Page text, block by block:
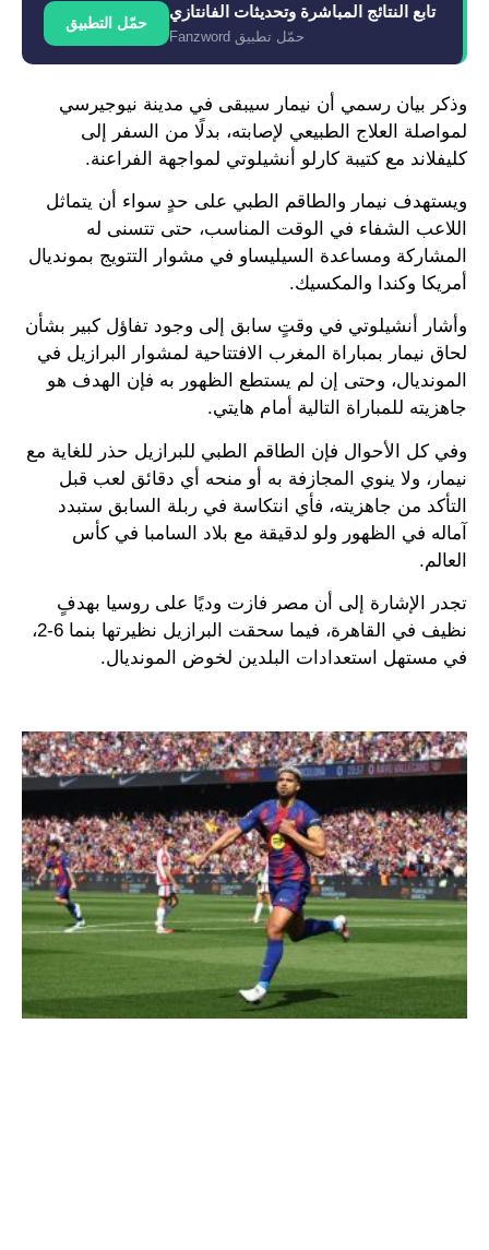
تابع النتائج المباشرة وتحديثات الفانتازي
حمّل تطبيق Fanzword
حمّل التطبيق
وذكر بيان رسمي أن نيمار سيبقى في مدينة نيوجيرسي
لمواصلة العلاج الطبيعي لإصابته، بدلًا من السفر إلى
كليفلاند مع كتيبة كارلو أنشيلوتي لمواجهة الفراعنة.
ويستهدف نيمار والطاقم الطبي على حدٍ سواء أن يتماثل
اللاعب الشفاء في الوقت المناسب، حتى تتسنى له
المشاركة ومساعدة السيليساو في مشوار التتويج بمونديال
أمريكا وكندا والمكسيك.
وأشار أنشيلوتي في وقتٍ سابق إلى وجود تفاؤل كبير بشأن
لحاق نيمار بمباراة المغرب الافتتاحية لمشوار البرازيل في
المونديال، وحتى إن لم يستطع الظهور به فإن الهدف هو
جاهزيته للمباراة التالية أمام هايتي.
وفي كل الأحوال فإن الطاقم الطبي للبرازيل حذر للغاية مع
نيمار، ولا ينوي المجازفة به أو منحه أي دقائق لعب قبل
التأكد من جاهزيته، فأي انتكاسة في ربلة السابق ستبدد
آماله في الظهور ولو لدقيقة مع بلاد السامبا في كأس
العالم.
تجدر الإشارة إلى أن مصر فازت وديًا على روسيا بهدفٍ
نظيف في القاهرة، فيما سحقت البرازيل نظيرتها بنما 6-2،
في مستهل استعدادات البلدين لخوض المونديال.